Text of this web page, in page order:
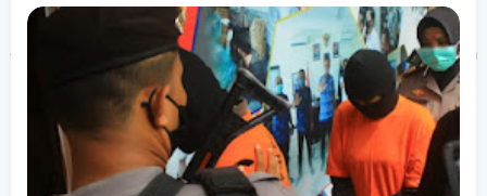
perubahan besar dalam pengelolaan sampah harus
dimulai dari kebiasaan kecil di tingkat individu dan
"Keterlibatan TNI dan Polri dalam kegiatan ini turut
memperkuat semangat gotong royong sekaligus